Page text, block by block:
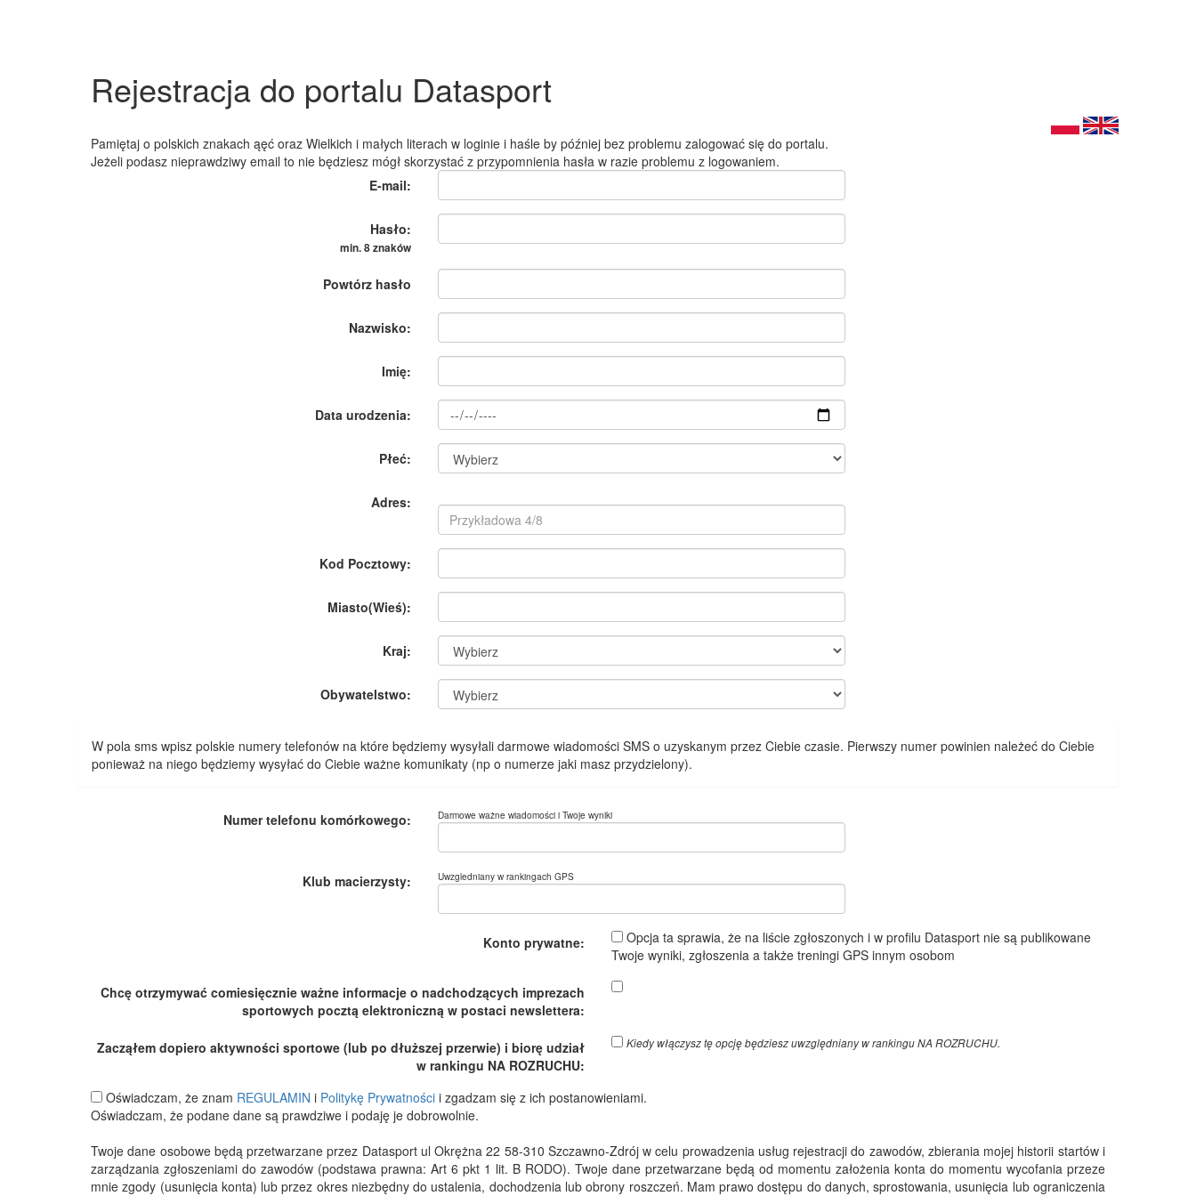
Rejestracja do portalu Datasport
Pamiętaj o polskich znakach ąęć oraz Wielkich i małych literach w loginie i haśle by później bez problemu zalogować się do portalu.
Jeżeli podasz nieprawdziwy email to nie będziesz mógł skorzystać z przypomnienia hasła w razie problemu z logowaniem.
E-mail:
Hasło:
min. 8 znaków
Powtórz hasło
Nazwisko:
Imię:
Data urodzenia:
Płeć:
Adres:
Kod Pocztowy:
Miasto(Wieś):
Kraj:
Obywatelstwo:
W pola sms wpisz polskie numery telefonów na które będziemy wysyłali darmowe wiadomości SMS o uzyskanym przez Ciebie czasie. Pierwszy numer powinien należeć do Ciebie
ponieważ na niego będziemy wysyłać do Ciebie ważne komunikaty (np o numerze jaki masz przydzielony).
Numer telefonu komórkowego: Darmowe ważne wiadomości i Twoje wyniki
Klub macierzysty: Uwzgledniany w rankingach GPS
Konto prywatne:
Opcja ta sprawia, że na liście zgłoszonych i w profilu Datasport nie są publikowane
Twoje wyniki, zgłoszenia a także treningi GPS innym osobom
Chcę otrzymywać comiesięcznie ważne informacje o nadchodzących imprezach
sportowych pocztą elektroniczną w postaci newslettera:
Zacząłem dopiero aktywności sportowe (lub po dłuższej przerwie) i biorę udział
w rankingu NA ROZRUCHU:
Kiedy włączysz tę opcję będziesz uwzględniany w rankingu NA ROZRUCHU.
Oświadczam, że znam REGULAMIN i Politykę Prywatności i zgadzam się z ich postanowieniami.
Oświadczam, że podane dane są prawdziwe i podaję je dobrowolnie.
Twoje dane osobowe będą przetwarzane przez Datasport ul Okrężna 22 58-310 Szczawno-Zdrój w celu prowadzenia usług rejestracji do zawodów, zbierania mojej historii startów i
zarządzania zgłoszeniami do zawodów (podstawa prawna: Art 6 pkt 1 lit. B RODO). Twoje dane przetwarzane będą od momentu założenia konta do momentu wycofania przeze
mnie zgody (usunięcia konta) lub przez okres niezbędny do ustalenia, dochodzenia lub obrony roszczeń. Mam prawo dostępu do danych, sprostowania, usunięcia lub ograniczenia